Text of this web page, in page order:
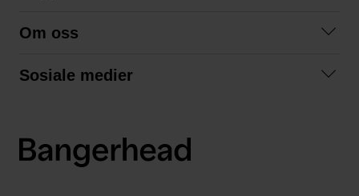
Kjøpsvilkår
Om oss
Sosiale medier
LinkedIn